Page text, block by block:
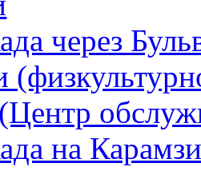
через
на